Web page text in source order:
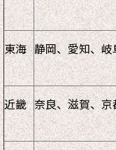
東海 静岡、愛知、岐
近畿 奈良、滋賀、